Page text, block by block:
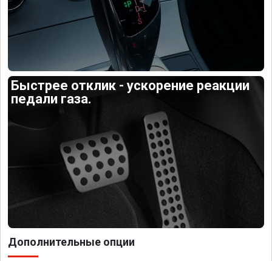
Быстрее отклик - ускорение реакции
педали газа.
Дополнительные опции